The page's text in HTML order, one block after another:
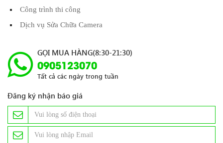
Công trình thi công
Dịch vụ Sửa Chữa Camera
GỌI MUA HÀNG(8:30-21:30)
0905123070
Tất cả các ngày trong tuần
Đăng ký nhận báo giá